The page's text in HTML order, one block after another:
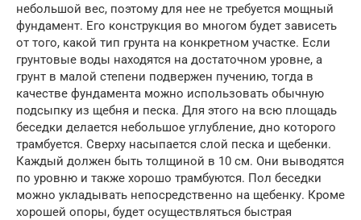
небольшой вес, поэтому для нее не требуется мощный
фундамент. Его конструкция во многом будет зависеть
от того, какой тип грунта на конкретном участке. Если
грунтовые воды находятся на достаточном уровне, а
грунт в малой степени подвержен пучению, тогда в
качестве фундамента можно использовать обычную
подсыпку из щебня и песка. Для этого на всю площадь
беседки делается небольшое углубление, дно которого
трамбуется. Сверху насыпается слой песка и щебенки.
Каждый должен быть толщиной в 10 см. Они выводятся
по уровню и также хорошо трамбуются. Пол беседки
можно укладывать непосредственно на щебенку. Кроме
хорошей опоры, будет осуществляться быстрая